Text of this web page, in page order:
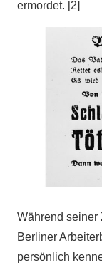
ermordet. [2]
Während seiner
Berliner
persönlich